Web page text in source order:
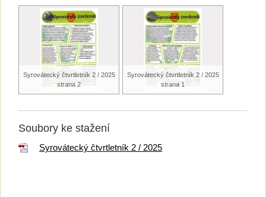
Syrovátecký čtvrtletník 2 / 2025
strana 2
Syrovátecký čtvrtletník 2 / 2025
strana 1
Soubory ke stažení
Syrovátecký čtvrtletník 2 / 2025